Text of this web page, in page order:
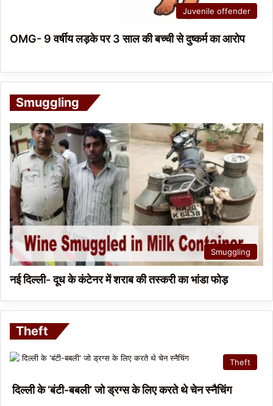
Juvenile offender
OMG- 9 वर्षीय लड़के पर 3 साल की बच्ची से दुष्कर्म का आरोप
Smuggling
Smuggling
नई दिल्ली- दूध के कंटेनर में शराब की तस्करी का भांडा फोड़
Theft
Theft
दिल्ली के ‘बंटी-बबली’ जो ड्रग्स के लिए करते थे चेन स्नैचिंग